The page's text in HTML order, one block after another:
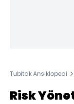
Tubitak Ansiklopedi
Risk